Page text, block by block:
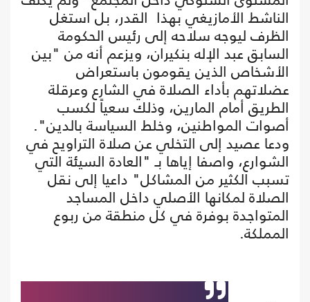
الناشط الأمازيغي بهذا القدر، بل استغل
الظرف ليوجه سلاحه إلى رئيس الحكومة
السابق عبد الإله بنكيران، ويزعم أنه من "بين
الأشخاص الذين يقومون باستعراض
عضلاتهم بأداء الصلاة في الشارع وعرقلة
الطريق أمام المارين، وذلك سعياً لكسب
أصوات المواطنين، وخلط السياسة بالدين".
ودعا عصيد إلى التخلي عن صلاة التراويح في
الشوارع، واصفا إياها بـ "العادة السيئة التي
تسبب الكثير من المشاكل" داعيا إلى نقل
الصلاة لمكانها الأصلي داخل المساجد
المتواجدة بوفرة في كل منطقة من ربوع
المملكة.